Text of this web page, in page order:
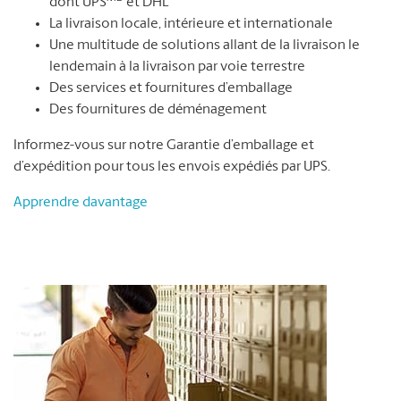
La livraison locale, intérieure et internationale
Une multitude de solutions allant de la livraison le
lendemain à la livraison par voie terrestre
Des services et fournitures d’emballage
Des fournitures de déménagement
Informez-vous sur notre Garantie d’emballage et
d’expédition pour tous les envois expédiés par UPS.
Apprendre davantage